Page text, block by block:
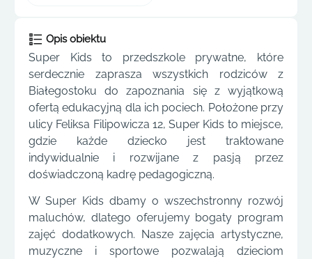
Opis obiektu
Super Kids to przedszkole prywatne, które
serdecznie zaprasza wszystkich rodziców z
Białegostoku do zapoznania się z wyjątkową
ofertą edukacyjną dla ich pociech. Położone przy
ulicy Feliksa Filipowicza 12, Super Kids to miejsce,
gdzie każde dziecko jest traktowane
indywidualnie i rozwijane z pasją przez
doświadczoną kadrę pedagogiczną.
W Super Kids dbamy o wszechstronny rozwój
maluchów, dlatego oferujemy bogaty program
zajęć dodatkowych. Nasze zajęcia artystyczne,
muzyczne i sportowe pozwalają dzieciom